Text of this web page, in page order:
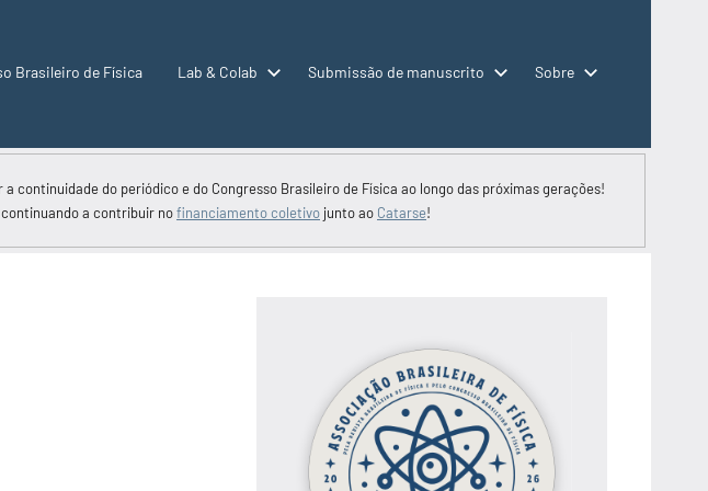
Brasileiro de Física Lab & Colab Submissão de manuscrito Sobre
continuidade do periódico e do Congresso Brasileiro de Física ao longo das próximas gerações!
a contribuir nofinanciamento coletivo junto ao Catarse!